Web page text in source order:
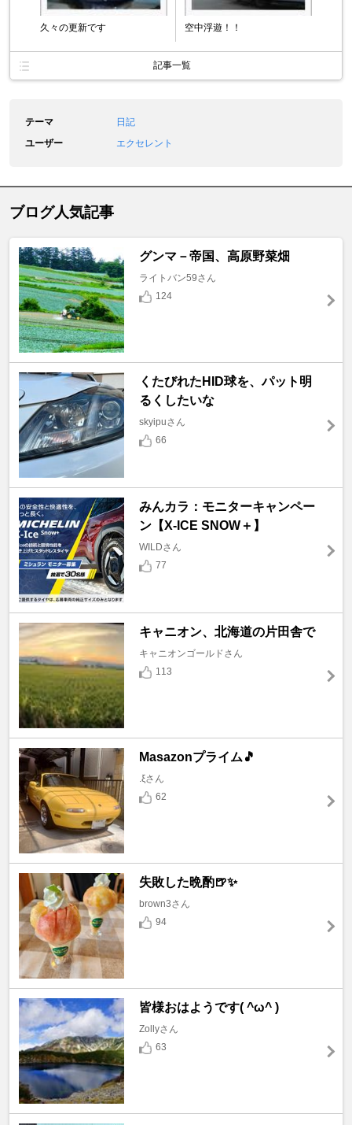
久々の更新です 空中浮遊！！
記事一覧
テーマ
日記
ユーザー
エクセレント
ブログ人気記事
グンマ－帝国、高原野菜畑
ライトバン59さん
124
くたびれたHID球を、パット明
るくしたいな
skyipuさん
66
みんカラ：モニターキャンペー
ン【X-ICE SNOW＋】
WILDさん
77
キャニオン、北海道の片田舎で
キャニオンゴールドさん
113
Masazonプライム🎵
.ξさん
62
失敗した晩酌🍺✨
brown3さん
94
皆様おはようです( ^ω^ )
Zollyさん
63